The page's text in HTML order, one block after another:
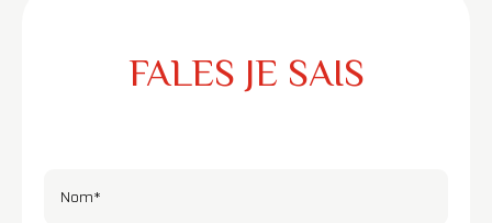
FALES JE SAIS